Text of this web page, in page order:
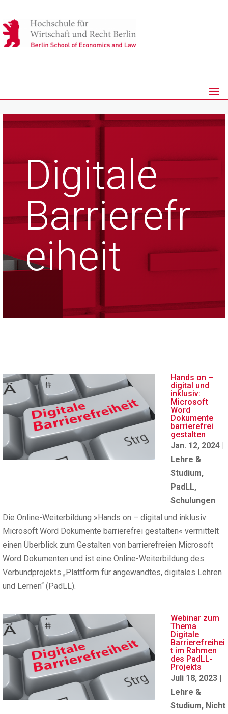
Digitale
Barrierefr
eiheit
Hands on –
digital und
inklusiv:
Microsoft
Word
Dokumente
barrierefrei
gestalten
Jan. 12, 2024 |
Lehre &
Studium,
PadLL,
Schulungen
Die Online-Weiterbildung »Hands on – digital und inklusiv:
Microsoft Word Dokumente barrierefrei gestalten« vermittelt
einen Überblick zum Gestalten von barrierefreien Microsoft
Word Dokumenten und ist eine Online-Weiterbildung des
Verbundprojekts „Plattform für angewandtes, digitales Lehren
und Lernen“ (PadLL).
Webinar zum
Thema
Digitale
Barrierefreihei
t im Rahmen
des PadLL-
Projekts
Juli 18, 2023 |
Lehre &
Studium, Nicht